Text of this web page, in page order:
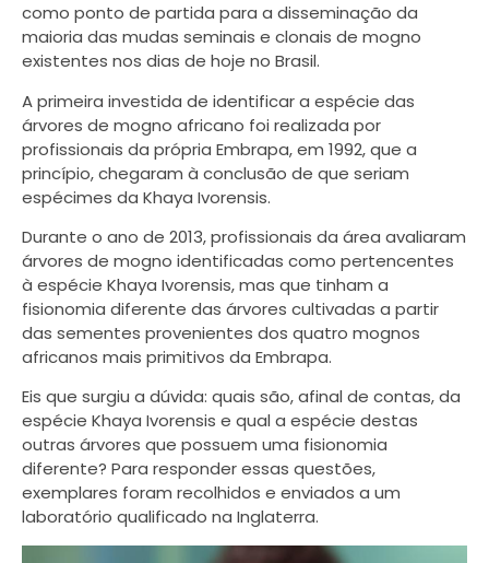
como ponto de partida para a disseminação da
maioria das mudas seminais e clonais de mogno
existentes nos dias de hoje no Brasil.
A primeira investida de identificar a espécie das
árvores de mogno africano foi realizada por
profissionais da própria Embrapa, em 1992, que a
princípio, chegaram à conclusão de que seriam
espécimes da Khaya Ivorensis.
Durante o ano de 2013, profissionais da área avaliaram
árvores de mogno identificadas como pertencentes
à espécie Khaya Ivorensis, mas que tinham a
fisionomia diferente das árvores cultivadas a partir
das sementes provenientes dos quatro mognos
africanos mais primitivos da Embrapa.
Eis que surgiu a dúvida: quais são, afinal de contas, da
espécie Khaya Ivorensis e qual a espécie destas
outras árvores que possuem uma fisionomia
diferente? Para responder essas questões,
exemplares foram recolhidos e enviados a um
laboratório qualificado na Inglaterra.